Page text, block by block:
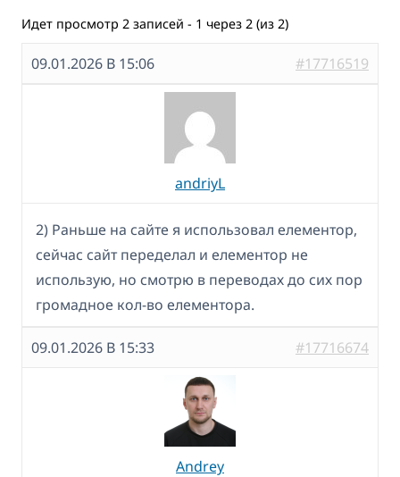
Идет просмотр 2 записей - 1 через 2 (из 2)
09.01.2026 В 15:06 #17716519
andriyL
2) Раньше на сайте я использовал елементор,
сейчас сайт переделал и елементор не
использую, но смотрю в переводах до сих пор
громадное кол-во елементора.
09.01.2026 В 15:33 #17716674
Andrey